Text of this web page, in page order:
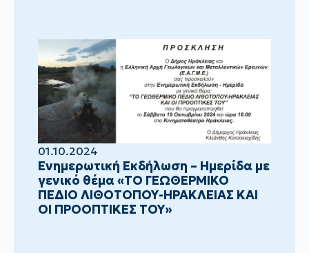
01.10.2024
Ενημερωτική Εκδήλωση – Ημερίδα με
γενικό θέμα «ΤΟ ΓΕΩΘΕΡΜΙΚΟ
ΠΕΔΙΟ ΛΙΘΟΤΟΠΟΥ-ΗΡΑΚΛΕΙΑΣ ΚΑΙ
ΟΙ ΠΡΟΟΠΤΙΚΕΣ ΤΟΥ»